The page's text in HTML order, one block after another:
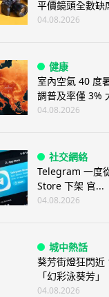
平價鏡頭全數
04.08.2026
健康
室內空氣 40 度
調普及率僅 3%
04.08.2026
社交網絡
Telegram 一度
Store 下架 官...
04.08.2026
城中熱話
葵芳街燈狂閃近
「幻彩泳葵芳」
04.08.2026